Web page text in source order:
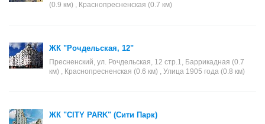
(0.9 км) , Краснопресненская (0.7 км)
ЖК "Рочдельская, 12"
Пресненский, ул. Рочдельская, 12 стр.1, Баррикадная (0.7
км) , Краснопресненская (0.6 км) , Улица 1905 года (0.8 км)
ЖК "CITY PARK" (Сити Парк)